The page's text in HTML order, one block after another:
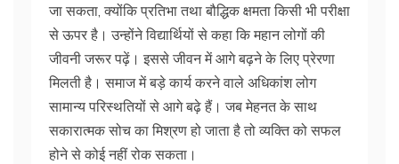
जा सकता, क्योंकि प्रतिभा तथा बौद्धिक क्षमता किसी भी परीक्षा
से ऊपर है। उन्होंने विद्यार्थियों से कहा कि महान लोगों की
जीवनी जरूर पढ़ें। इससे जीवन में आगे बढ़ने के लिए प्रेरणा
मिलती है। समाज में बड़े कार्य करने वाले अधिकांश लोग
सामान्य परिस्थतियों से आगे बढ़े हैं। जब मेहनत के साथ
सकारात्मक सोच का मिश्रण हो जाता है तो व्यक्ति को सफल
होने से कोई नहीं रोक सकता।